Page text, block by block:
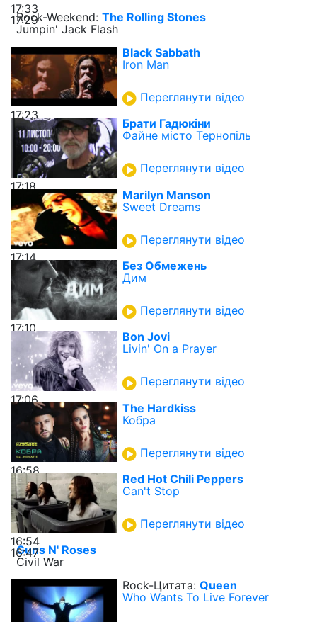
17:33
17:29
Rock-Weekend: The Rolling Stones
Jumpin' Jack Flash
17:23
Black Sabbath
Iron Man
Переглянути відео
17:18
Брати Гадюкіни
Файне місто Тернопіль
Переглянути відео
17:14
Marilyn Manson
Sweet Dreams
Переглянути відео
17:10
Без Обмежень
Дим
Переглянути відео
17:06
Bon Jovi
Livin' On a Prayer
Переглянути відео
16:58
The Hardkiss
Кобра
Переглянути відео
16:54
Red Hot Chili Peppers
Can't Stop
Переглянути відео
16:47
Guns N' Roses
Civil War
Rock-Цитата: Queen
Who Wants To Live Forever